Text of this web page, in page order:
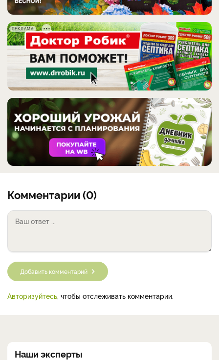
РЕКЛАМА
Комментарии (0)
Добавить комментарий
Авторизуйтесь, чтобы отслеживать комментарии.
Наши эксперты